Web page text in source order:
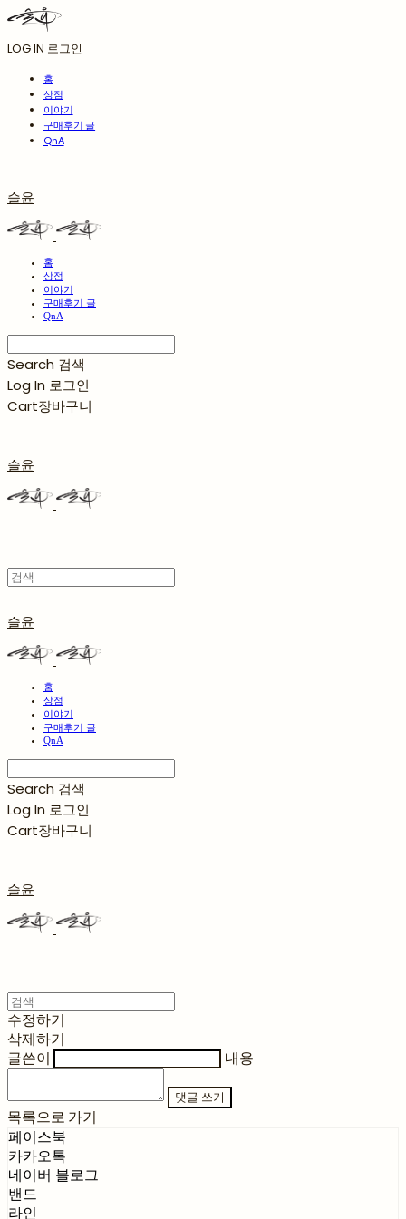
LOG IN 로그인
홈
상점
이야기
구매후기 글
QnA
슬윤
홈
상점
이야기
구매후기 글
QnA
Search 검색
Log In 로그인
Cart장바구니
슬윤
슬윤
홈
상점
이야기
구매후기 글
QnA
Search 검색
Log In 로그인
Cart장바구니
슬윤
수정하기
삭제하기
글쓴이
내용
댓글 쓰기
목록으로 가기
페이스북
카카오톡
네이버 블로그
밴드
라인